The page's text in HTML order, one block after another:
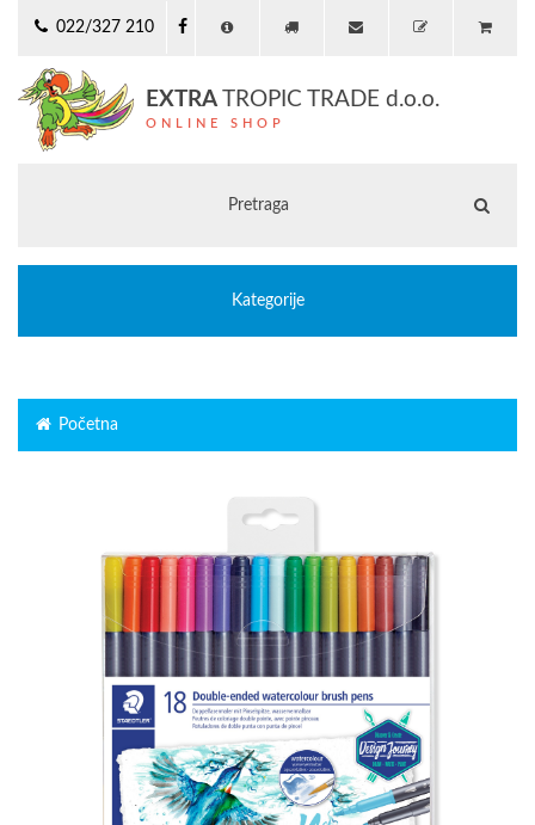
022/327 210
EXTRA TROPIC TRADE d.o.o.
ONLINE SHOP
Kategorije
Početna